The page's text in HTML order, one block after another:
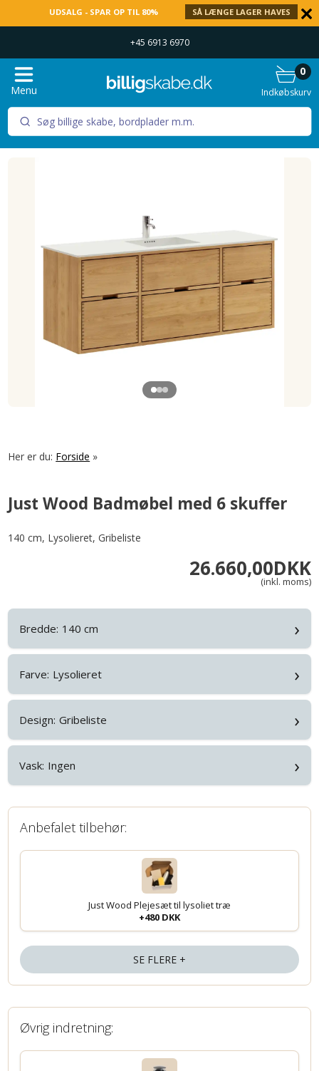
UDSALG - SPAR OP TIL 80% SÅ LÆNGE LAGER HAVES
+45 6913 6970
Menu Indkøbskurv
0
Her er du: Forside »
Just Wood Badmøbel med 6 skuffer
140 cm, Lysolieret, Gribeliste
26.660,00DKK
(inkl. moms)
Bredde: 140 cm ›
Farve: Lysolieret ›
Design: Gribeliste ›
Vask: Ingen ›
Anbefalet tilbehør:
Just Wood Plejesæt til lysoliet træ
+480 DKK
SE FLERE +
Øvrig indretning: